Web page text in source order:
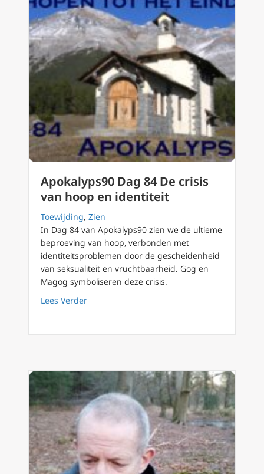
Apokalyps90 Dag 84 De crisis
van hoop en identiteit
Toewijding, Zien
In Dag 84 van Apokalyps90 zien we de ultieme
beproeving van hoop, verbonden met
identiteitsproblemen door de gescheidenheid
van seksualiteit en vruchtbaarheid. Gog en
Magog symboliseren deze crisis.
Lees Verderabout Apokalyps90 Dag 84 De crisis van